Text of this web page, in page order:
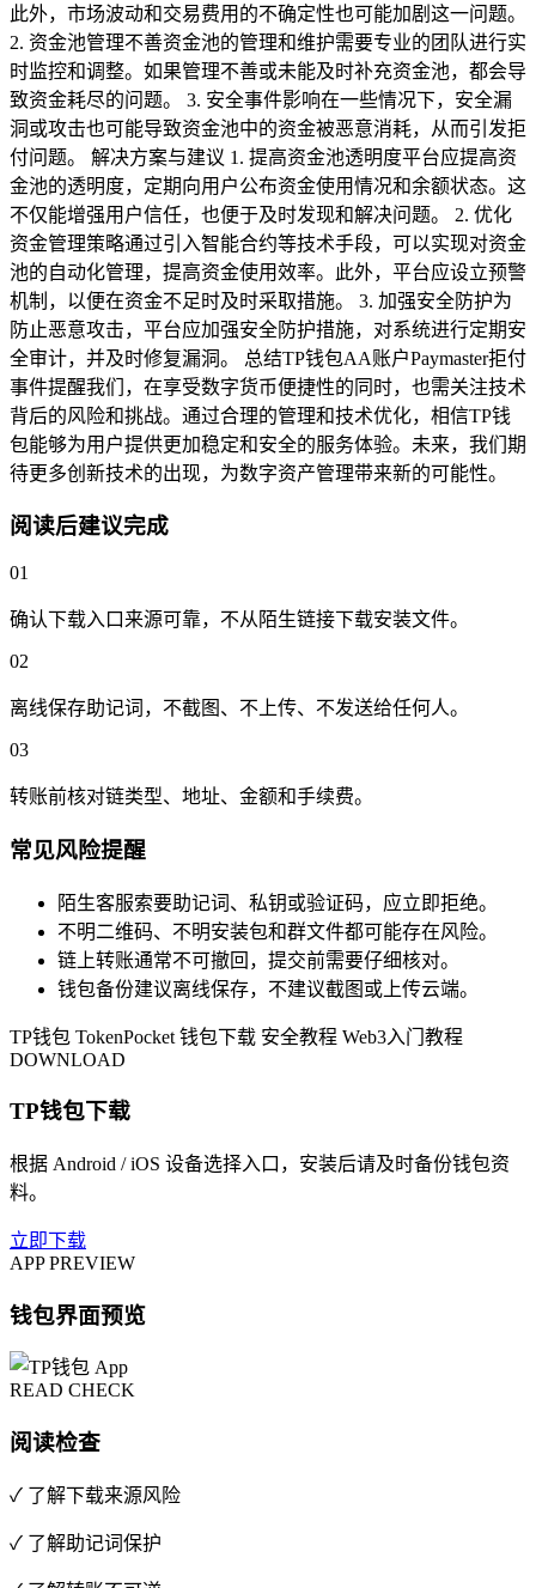
此外，市场波动和交易费用的不确定性也可能加剧这一问题。
2. 资金池管理不善资金池的管理和维护需要专业的团队进行实
时监控和调整。如果管理不善或未能及时补充资金池，都会导
致资金耗尽的问题。 3. 安全事件影响在一些情况下，安全漏
洞或攻击也可能导致资金池中的资金被恶意消耗，从而引发拒
付问题。 解决方案与建议 1. 提高资金池透明度平台应提高资
金池的透明度，定期向用户公布资金使用情况和余额状态。这
不仅能增强用户信任，也便于及时发现和解决问题。 2. 优化
资金管理策略通过引入智能合约等技术手段，可以实现对资金
池的自动化管理，提高资金使用效率。此外，平台应设立预警
机制，以便在资金不足时及时采取措施。 3. 加强安全防护为
防止恶意攻击，平台应加强安全防护措施，对系统进行定期安
全审计，并及时修复漏洞。 总结TP钱包AA账户Paymaster拒付
事件提醒我们，在享受数字货币便捷性的同时，也需关注技术
背后的风险和挑战。通过合理的管理和技术优化，相信TP钱
包能够为用户提供更加稳定和安全的服务体验。未来，我们期
待更多创新技术的出现，为数字资产管理带来新的可能性。
阅读后建议完成
01
确认下载入口来源可靠，不从陌生链接下载安装文件。
02
离线保存助记词，不截图、不上传、不发送给任何人。
03
转账前核对链类型、地址、金额和手续费。
常见风险提醒
陌生客服索要助记词、私钥或验证码，应立即拒绝。
不明二维码、不明安装包和群文件都可能存在风险。
链上转账通常不可撤回，提交前需要仔细核对。
钱包备份建议离线保存，不建议截图或上传云端。
TP钱包 TokenPocket 钱包下载 安全教程 Web3入门教程
DOWNLOAD
TP钱包下载
根据 Android / iOS 设备选择入口，安装后请及时备份钱包资
料。
立即下载
APP PREVIEW
钱包界面预览
READ CHECK
阅读检查
✓ 了解下载来源风险
✓ 了解助记词保护